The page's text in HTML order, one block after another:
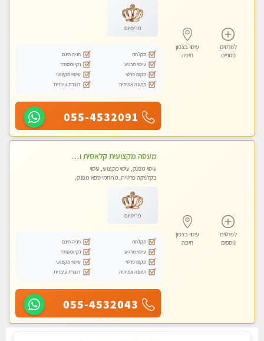
לפרטים
נוספים
עיסוי בצפון
חיפה
פרימיום
מקלחת
חניה חינם
עיסוי מרגיע
נקי ומסודר
מקום פרטי
עיסוי מקצועי
תמונה אמיתית
דוברת עיברית
055-4532091
לפרטים
נוספים
עיסוי בצפון
חיפה
מעסה מקצועית קלאסית ומפנקת להתקשר דרך 0505750417 WhatsApp
עיסוי מפנק, עיסוי מקצועי, עיסוי
בקלניקה פרטית, מתחמי ספא מפנק,
פרימיום
מקלחת
חניה חינם
עיסוי מרגיע
נקי ומסודר
מקום פרטי
עיסוי מקצועי
תמונה אמיתית
דוברת עיברית
055-4532043